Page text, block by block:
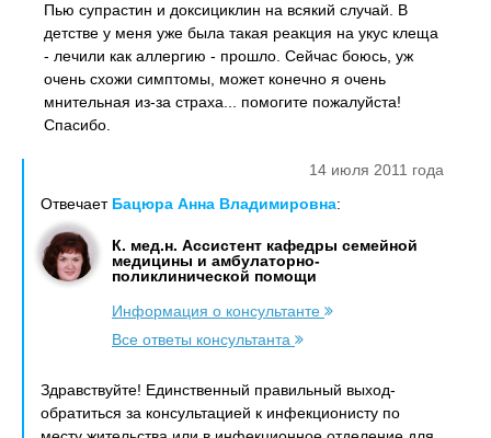
Пью супрастин и доксициклин на всякий случай. В
детстве у меня уже была такая реакция на укус клеща
- лечили как аллергию - прошло. Сейчас боюсь, уж
очень схожи симптомы, может конечно я очень
мнительная из-за страха... помогите пожалуйста!
Спасибо.
14 июля 2011 года
Отвечает Бацюра Анна Владимировна:
К. мед.н. Ассистент кафедры семейной
медицины и амбулаторно-
поликлинической помощи
Информация о консультанте
Все ответы консультанта
Здравствуйте! Единственный правильный выход-
обратиться за консультацией к инфекционисту по